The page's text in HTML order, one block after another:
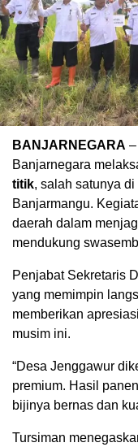
BANJARNEGARA
Banjarnegara
titik, salah satunya
Banjarmangu.
daerah dalam
mendukung
Penjabat Sekretaris
yang memimpin
memberikan
musim ini.
“Desa Jenggawur
premium. Hasil
bijinya bernas dan
Tursiman